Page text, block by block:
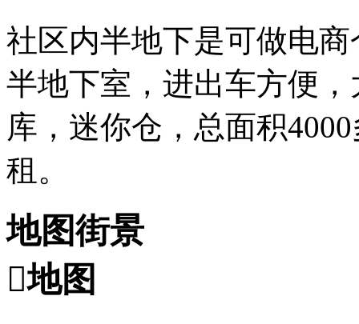
社区内半地下是可做电
半地下室，进出车方便
库，迷你仓，总面积
租。
地图街景
地图